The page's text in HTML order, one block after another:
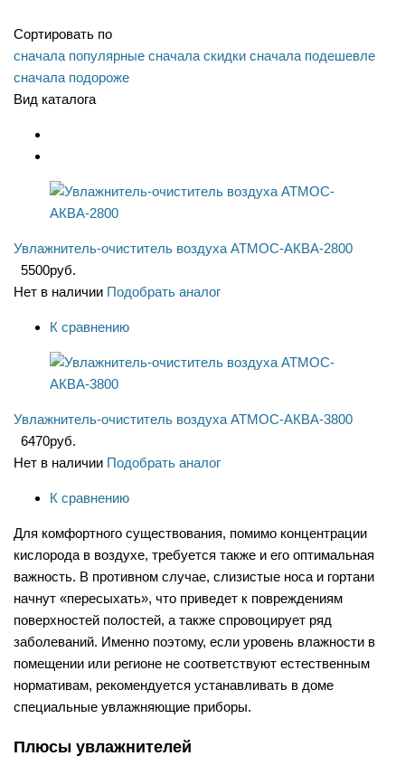
Сортировать по
сначала популярные сначала скидки сначала подешевле
сначала подороже
Вид каталога
Увлажнитель-очиститель воздуха АТМОС-АКВА-2800
5500руб.
Нет в наличии Подобрать аналог
К сравнению
Увлажнитель-очиститель воздуха АТМОС-АКВА-3800
6470руб.
Нет в наличии Подобрать аналог
К сравнению
Для комфортного существования, помимо концентрации
кислорода в воздухе, требуется также и его оптимальная
важность. В противном случае, слизистые носа и гортани
начнут «пересыхать», что приведет к повреждениям
поверхностей полостей, а также спровоцирует ряд
заболеваний. Именно поэтому, если уровень влажности в
помещении или регионе не соответствуют естественным
нормативам, рекомендуется устанавливать в доме
специальные увлажняющие приборы.
Плюсы увлажнителей